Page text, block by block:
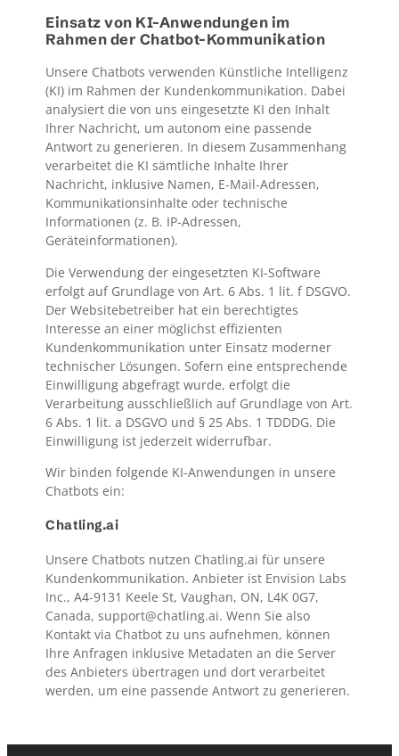
Einsatz von KI-Anwendungen im
Rahmen der Chatbot-Kommunikation
Unsere Chatbots verwenden Künstliche Intelligenz
(KI) im Rahmen der Kundenkommunikation. Dabei
analysiert die von uns eingesetzte KI den Inhalt
Ihrer Nachricht, um autonom eine passende
Antwort zu generieren. In diesem Zusammenhang
verarbeitet die KI sämtliche Inhalte Ihrer
Nachricht, inklusive Namen, E-Mail-Adressen,
Kommunikationsinhalte oder technische
Informationen (z. B. IP-Adressen,
Geräteinformationen).
Die Verwendung der eingesetzten KI-Software
erfolgt auf Grundlage von Art. 6 Abs. 1 lit. f DSGVO.
Der Websitebetreiber hat ein berechtigtes
Interesse an einer möglichst effizienten
Kundenkommunikation unter Einsatz moderner
technischer Lösungen. Sofern eine entsprechende
Einwilligung abgefragt wurde, erfolgt die
Verarbeitung ausschließlich auf Grundlage von Art.
6 Abs. 1 lit. a DSGVO und § 25 Abs. 1 TDDDG. Die
Einwilligung ist jederzeit widerrufbar.
Wir binden folgende KI-Anwendungen in unsere
Chatbots ein:
Chatling.ai
Unsere Chatbots nutzen Chatling.ai für unsere
Kundenkommunikation. Anbieter ist Envision Labs
Inc., A4-9131 Keele St, Vaughan, ON, L4K 0G7,
Canada, support@chatling.ai. Wenn Sie also
Kontakt via Chatbot zu uns aufnehmen, können
Ihre Anfragen inklusive Metadaten an die Server
des Anbieters übertragen und dort verarbeitet
werden, um eine passende Antwort zu generieren.